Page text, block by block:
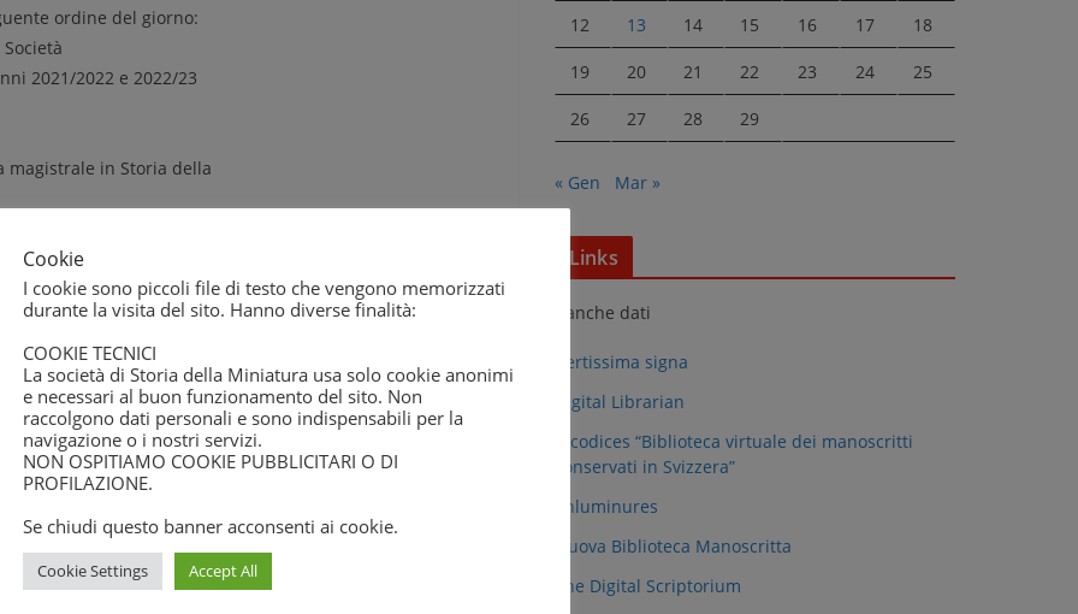
ordine del giorno:
2021/2022 e 2022/23
magistrale in Storia della
venerdì 8 marzo, alle
e in II convocazione sabato
ordine del giorno:
7 (VIII capoverso) dello Statuto
diritto ad un solo voto che può
ad altro socio con un limite di
diritto a esprimere fino a tre
12 13 14 15 16 17 18
19 20 21 22 23 24 25
26 27 28 29
« Gen Mar »
Links
Banche dati
Certissima signa
Digital Librarian
e-codices “Biblioteca virtuale dei manoscritti
conservati in Svizzera”
Enluminures
Nuova Biblioteca Manoscritta
The Digital Scriptorium
Cookie
I cookie sono piccoli file di testo che vengono memorizzati
durante la visita del sito. Hanno diverse finalità:
COOKIE TECNICI
La società di Storia della Miniatura usa solo cookie anonimi
e necessari al buon funzionamento del sito. Non
raccolgono dati personali e sono indispensabili per la
navigazione o i nostri servizi.
NON OSPITIAMO COOKIE PUBBLICITARI O DI
PROFILAZIONE.
Se chiudi questo banner acconsenti ai cookie.
Cookie Settings Accept All